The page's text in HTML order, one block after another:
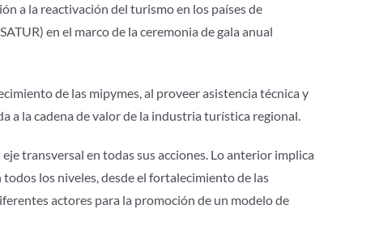
a la reactivación del turismo en los países de
en el marco de la ceremonia de gala anual
de las mipymes, al proveer asistencia técnica y
a la cadena de valor de la industria turística regional.
transversal en todas sus acciones. Lo anterior implica
los niveles, desde el fortalecimiento de las
actores para la promoción de un modelo de